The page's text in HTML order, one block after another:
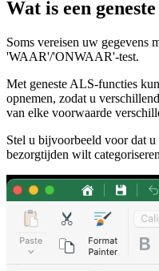
Wat is een
Soms vereisen uw gegevens
'WAAR'/'ONWAAR'-test.
Met geneste ALS-functies
opnemen, zodat u
van elke voorwaarde
Stel u bijvoorbeeld voor dat u
bezorgtijden wilt